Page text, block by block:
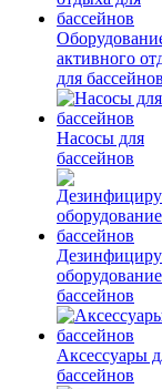
активного
для бассейнов
Насосы для
бассейнов
бассейнов
Аксессуары
бассейнов